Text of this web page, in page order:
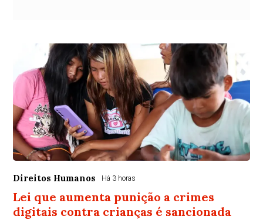
Direitos Humanos Há 3 horas
Lei que aumenta punição a crimes
digitais contra crianças é sancionada